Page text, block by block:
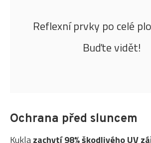
Reflexní prvky po celé
Buďte vidět!
Ochrana před sluncem
Kuklazachytí 98% škodlivého UV